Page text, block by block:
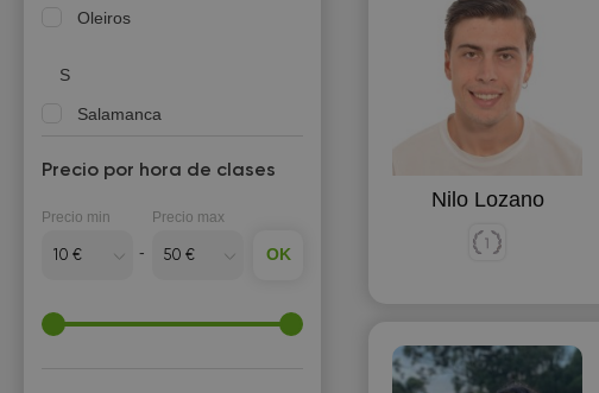
Nilo Lozano
Oleiros
S
Salamanca
V
Valladolid
Precio por hora de clases
Precio min Precio max
OK